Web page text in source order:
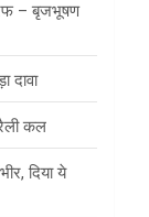
– बृजभूषण
दावा
कल
दिया ये